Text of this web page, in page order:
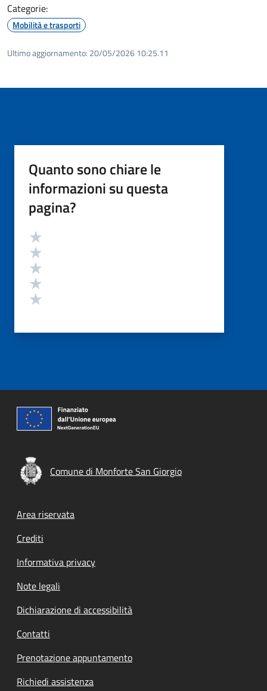
Categorie:
Mobilità e trasporti
Ultimo aggiornamento: 20/05/2026 10:25.11
Quanto sono chiare le
informazioni su questa
pagina?
Valutazione
Comune di Monforte San Giorgio
Footer menu
Area riservata
Crediti
Informativa privacy
Note legali
Dichiarazione di accessibilità
Contatti
Prenotazione appuntamento
Richiedi assistenza